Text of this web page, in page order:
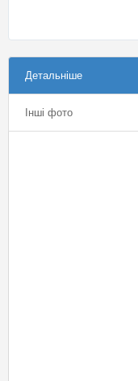
Детальніше
Інші фото